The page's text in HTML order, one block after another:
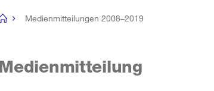
Medienmitteilungen 2008–2019